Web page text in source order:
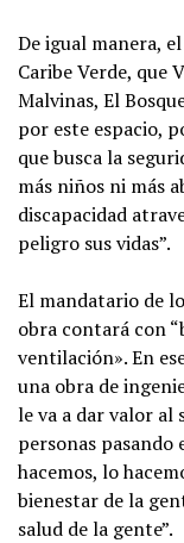
De igual manera,
Caribe Verde, que
Malvinas, El
por este espacio,
que busca la
más niños ni más
discapacidad
peligro sus vidas”.
El mandatario de
obra contará con
ventilación». En
una obra de
le va a dar valor al
personas pasando
hacemos, lo
bienestar de la
salud de la gente”.